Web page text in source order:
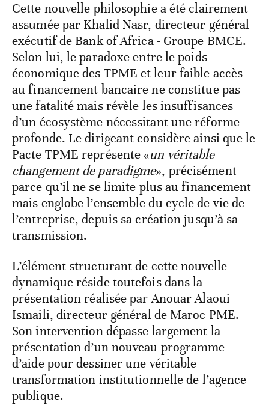
Cette nouvelle philosophie a été clairement
assumée par Khalid Nasr, directeur général
exécutif de Bank of Africa - Groupe BMCE.
Selon lui, le paradoxe entre le poids
économique des TPME et leur faible accès
au financement bancaire ne constitue pas
une fatalité mais révèle les insuffisances
d’un écosystème nécessitant une réforme
profonde. Le dirigeant considère ainsi que le
Pacte TPME représente «un véritable
changement de paradigme», précisément
parce qu’il ne se limite plus au financement
mais englobe l’ensemble du cycle de vie de
l’entreprise, depuis sa création jusqu’à sa
transmission.
L’élément structurant de cette nouvelle
dynamique réside toutefois dans la
présentation réalisée par Anouar Alaoui
Ismaili, directeur général de Maroc PME.
Son intervention dépasse largement la
présentation d’un nouveau programme
d’aide pour dessiner une véritable
transformation institutionnelle de l’agence
publique.